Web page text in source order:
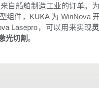
自船舶制造工业的订单。
组件，KUKA 为 WinNova
Lasepro，可以用来实现
光切割。